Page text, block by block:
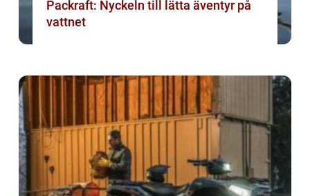
Packraft: Nyckeln till lätta äventyr på
vattnet